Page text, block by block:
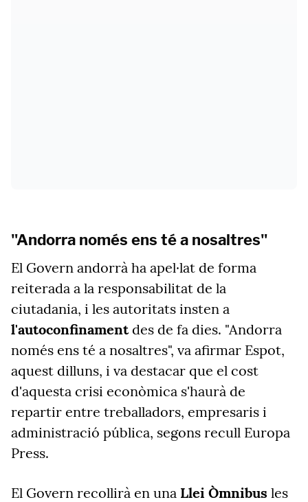
"Andorra només ens té a nosaltres"
El Govern andorrà ha apel·lat de forma
reiterada a la responsabilitat de la
ciutadania, i les autoritats insten a
l'autoconfinamentdes de fa dies. "Andorra
només ens té a nosaltres", va afirmar Espot,
aquest dilluns, i va destacar que el cost
d'aquesta crisi econòmica s'haurà de
repartir entre treballadors, empresaris i
administració pública, segons recull Europa
Press.
El Govern recollirà en una Llei Òmnibus les